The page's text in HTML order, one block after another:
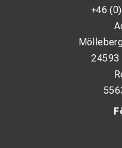
+46
24593